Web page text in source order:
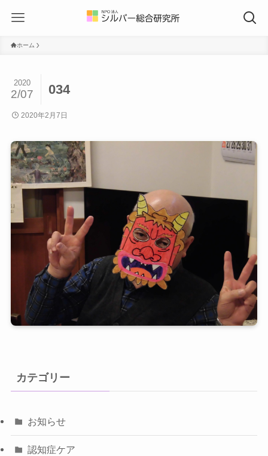
ホーム
034
2020
2/07
2020年2月7日
カテゴリー
お知らせ
認知症ケア